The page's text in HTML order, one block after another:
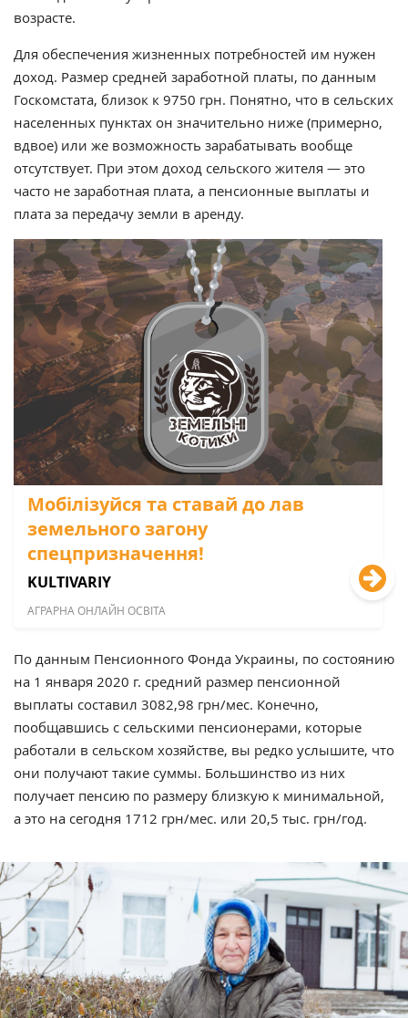
возрасте.
Для обеспечения жизненных потребностей им нужен
доход. Размер средней заработной платы, по данным
Госкомстата, близок к 9750 грн. Понятно, что в сельских
населенных пунктах он значительно ниже (примерно,
вдвое) или же возможность зарабатывать вообще
отсутствует. При этом доход сельского жителя — это
часто не заработная плата, а пенсионные выплаты и
плата за передачу земли в аренду.
Мобілізуйся та ставай до лав
земельного загону
спецпризначення!
KULTIVARIY
АГРАРНА ОНЛАЙН ОСВІТА
По данным Пенсионного Фонда Украины, по состоянию
на 1 января 2020 г. средний размер пенсионной
выплаты составил 3082,98 грн/мес. Конечно,
пообщавшись с сельскими пенсионерами, которые
работали в сельском хозяйстве, вы редко услышите, что
они получают такие суммы. Большинство из них
получает пенсию по размеру близкую к минимальной,
а это на сегодня 1712 грн/мес. или 20,5 тыс. грн/год.